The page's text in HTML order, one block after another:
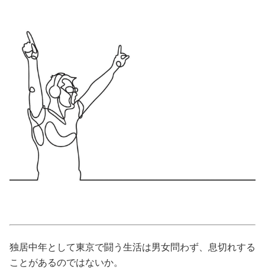
美容/健康
ワークスタイル
妊娠/出産/家族
ココロ/カラダ
トラベル
独居中年として東京で闘う生活は男女問わず、息切れする
ことがあるのではないか。